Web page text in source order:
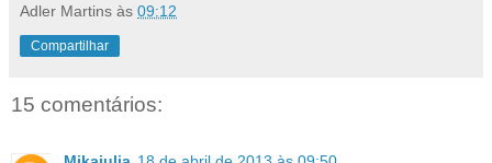
Adler Martins às 09:12
Compartilhar
15 comentários: